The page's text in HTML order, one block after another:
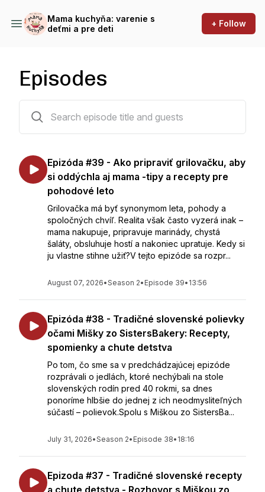
Mama kuchyňa: varenie s
deťmi a pre deti
+ Follow
Episodes
Epizóda #39 - Ako pripraviť grilovačku, aby
si oddýchla aj mama -tipy a recepty pre
pohodové leto
Grilovačka má byť synonymom leta, pohody a
spoločných chvíľ. Realita však často vyzerá inak –
mama nakupuje, pripravuje marinády, chystá
šaláty, obsluhuje hostí a nakoniec upratuje. Kedy si
ju vlastne stihne užiť?V tejto epizóde sa rozpr...
August 07, 2026•Season 2• Episode 39• 13:56
Epizóda #38 - Tradičné slovenské polievky
očami Mišky zo SistersBakery: Recepty,
spomienky a chute detstva
Po tom, čo sme sa v predchádzajúcej epizóde
rozprávali o jedlách, ktoré nechýbali na stole
slovenských rodín pred 40 rokmi, sa dnes
ponoríme hlbšie do jednej z ich neodmysliteľných
súčastí – polievok.Spolu s Miškou zo SistersBa...
July 31, 2026•Season 2• Episode 38• 18:16
Epizoda #37 - Tradičné slovenské recepty
a chute detstva - Rozhovor s Miškou zo